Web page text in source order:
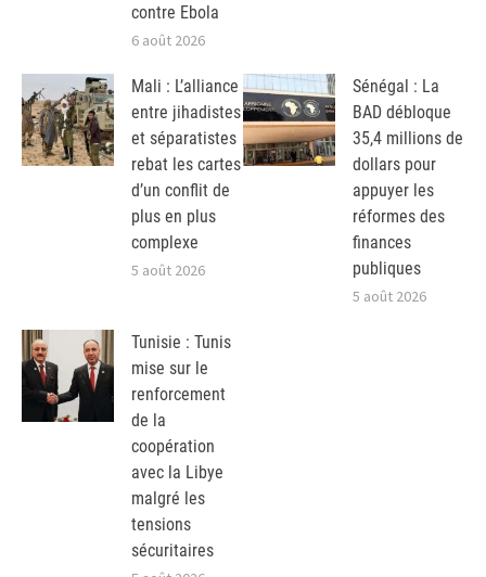
contre Ebola
6 août 2026
Mali : L’alliance
entre jihadistes
et séparatistes
rebat les cartes
d’un conflit de
plus en plus
complexe
5 août 2026
Sénégal : La
BAD débloque
35,4 millions de
dollars pour
appuyer les
réformes des
finances
publiques
5 août 2026
Tunisie : Tunis
mise sur le
renforcement
de la
coopération
avec la Libye
malgré les
tensions
sécuritaires